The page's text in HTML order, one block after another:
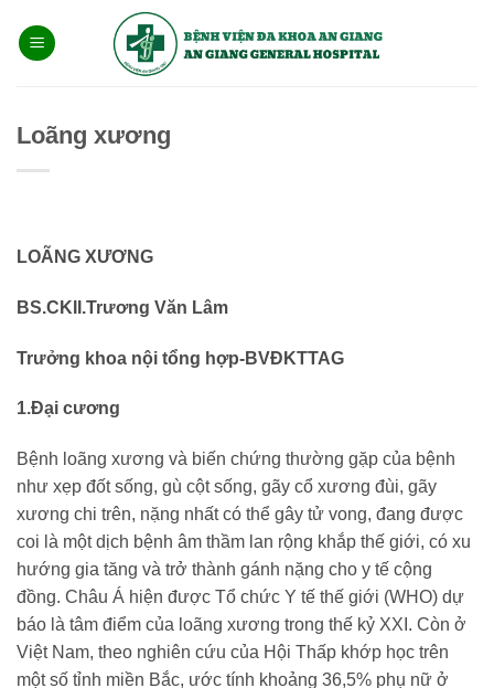
qua
Loãng xương
LOÃNG XƯƠNG
BS.CKII.Trương Văn Lâm
Trưởng khoa nội tổng hợp-BVĐKTTAG
1.Đại cương
Bệnh loãng xương và biến chứng thường gặp của bệnh
như xẹp đốt sống, gù cột sống, gãy cổ xương đùi, gãy
xương chi trên, nặng nhất có thể gây tử vong, đang được
coi là một dịch bệnh âm thầm lan rộng khắp thế giới, có xu
hướng gia tăng và trở thành gánh nặng cho y tế cộng
đồng. Châu Á hiện được Tổ chức Y tế thế giới (WHO) dự
báo là tâm điểm của loãng xương trong thế kỷ XXI. Còn ở
Việt Nam, theo nghiên cứu của Hội Thấp khớp học trên
một số tỉnh miền Bắc, ước tính khoảng 36,5% phụ nữ ở